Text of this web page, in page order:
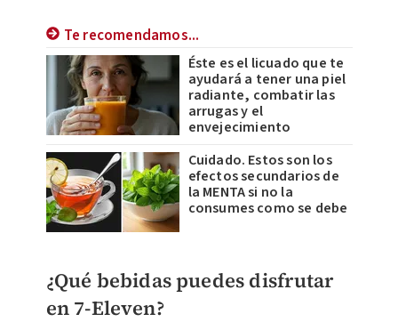
Te recomendamos...
Éste es el licuado que te
ayudará a tener una piel
radiante, combatir las
arrugas y el
envejecimiento
Cuidado. Estos son los
efectos secundarios de
la MENTA si no la
consumes como se debe
¿Qué bebidas puedes disfrutar
en 7-Eleven?